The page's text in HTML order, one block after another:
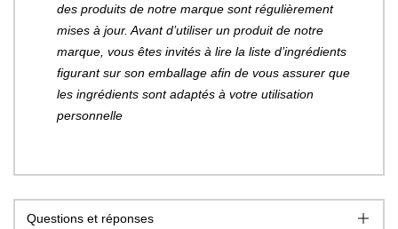
des produits de notre marque sont régulièrement
mises à jour. Avant d’utiliser un produit de notre
marque, vous êtes invités à lire la liste d’ingrédients
figurant sur son emballage afin de vous assurer que
les ingrédients sont adaptés à votre utilisation
personnelle
Questions et réponses